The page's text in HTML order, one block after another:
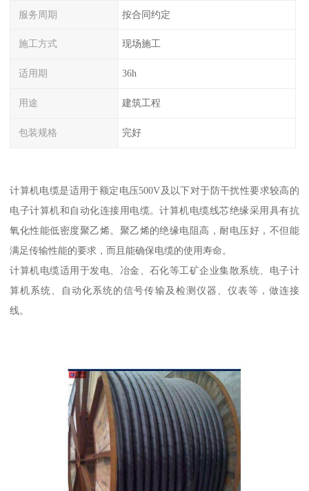
服务周期 按合同约定
施工方式 现场施工
适用期 36h
用途 建筑工程
包装规格 完好
计算机电缆是适用于额定电压500V及以下对于防干扰性要求较高的
电子计算机和自动化连接用电缆。计算机电缆线芯绝缘采用具有抗
氧化性能低密度聚乙烯。聚乙烯的绝缘电阻高，耐电压好，不但能
满足传输性能的要求，而且能确保电缆的使用寿命。
计算机电缆适用于发电、冶金、石化等工矿企业集散系统、电子计
算机系统、自动化系统的信号传输及检测仪器、仪表等，做连接
线。